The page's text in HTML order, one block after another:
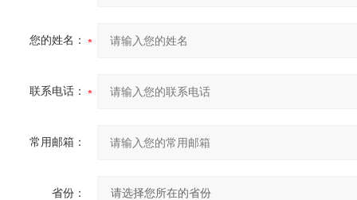
您的姓名：
联系电话：
常用邮箱：
省份：